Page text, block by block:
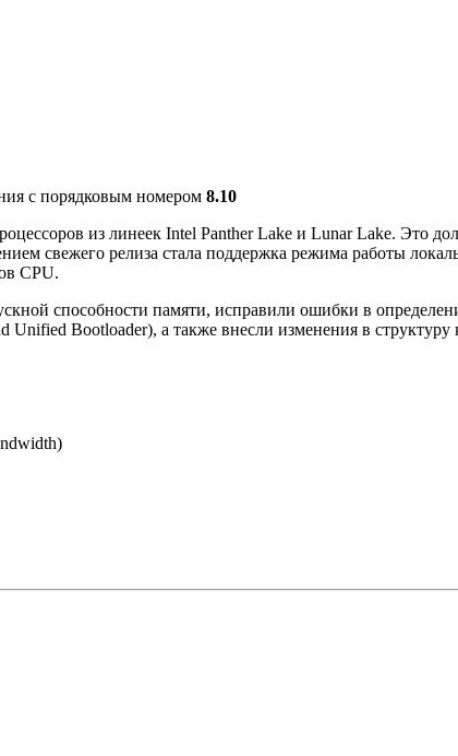
с порядковым номером 8.10
из линеек Intel Panther Lake и Lunar Lake. Это
свежего релиза стала поддержка режима работы
CPU.
способности памяти, исправили ошибки в
Bootloader), а также внесли изменения в структуру